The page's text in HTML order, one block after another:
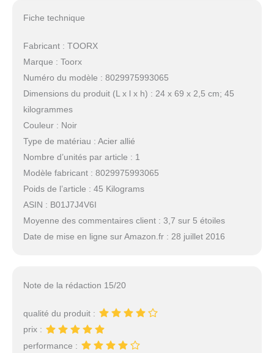
Fiche technique
Fabricant : TOORX
Marque : Toorx
Numéro du modèle : 8029975993065
Dimensions du produit (L x l x h) : 24 x 69 x 2,5 cm; 45
kilogrammes
Couleur : Noir
Type de matériau : Acier allié
Nombre d’unités par article : 1
Modèle fabricant : 8029975993065
Poids de l’article : 45 Kilograms
ASIN : B01J7J4V6I
Moyenne des commentaires client : 3,7 sur 5 étoiles
Date de mise en ligne sur Amazon.fr : 28 juillet 2016
Note de la rédaction 15/20
qualité du produit :
prix :
performance :